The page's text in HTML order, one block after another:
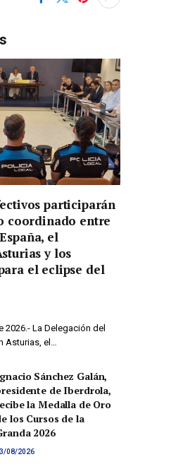
participarán
coordinado entre
el
y los
el eclipse del
La Delegación del
Asturias, el…
Sánchez Galán,
de Iberdrola,
la Medalla de Oro
los Cursos de la
2026
08/2026